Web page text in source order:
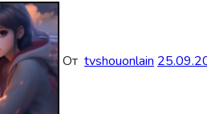
От tvshouonlain